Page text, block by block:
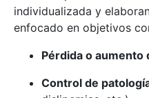
individualizada y
enfocado en objetivos
Pérdida o aumento
Control de